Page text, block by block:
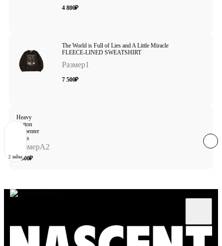
2 лайка
4 800₽
The World is Full of Lies and A Little Miracle
FLEECE-LINED SWEATSHIRT
Размер1
7 500₽
Heavy
Cotton
Carpenter
Pants
РазмерA2
8 300₽